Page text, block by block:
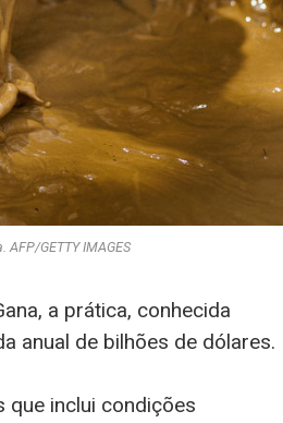
GETTY IMAGES
a prática, conhecida
anual de bilhões de dólares.
que inclui condições